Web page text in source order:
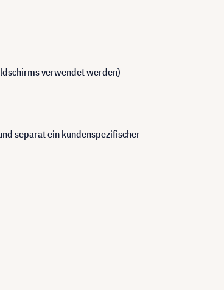
verwendet werden)
separat ein kundenspezifischer